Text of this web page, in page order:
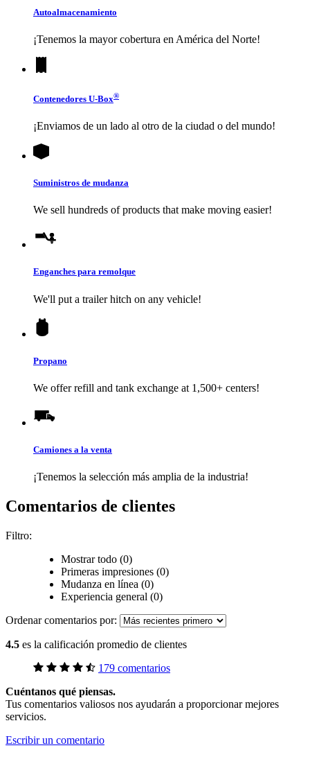
Autoalmacenamiento
¡Tenemos la mayor cobertura en América del Norte!
Contenedores U-Box®
¡Enviamos de un lado al otro de la ciudad o del mundo!
Suministros de mudanza
We sell hundreds of products that make moving easier!
Enganches para remolque
We'll put a trailer hitch on any vehicle!
Propano
We offer refill and tank exchange at 1,500+ centers!
Camiones a la venta
¡Tenemos la selección más amplia de la industria!
Comentarios de clientes
Filtro:
Mostrar todo (0)
Primeras impresiones (0)
Mudanza en línea (0)
Experiencia general (0)
Ordenar comentarios por:
4.5 es la calificación promedio de clientes
179 comentarios
Cuéntanos qué piensas.
Tus comentarios valiosos nos ayudarán a proporcionar mejores
servicios.
Escribir un comentario